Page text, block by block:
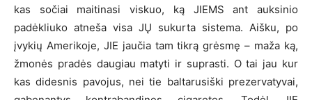
kas sočiai maitinasi viskuo, ką JIEMS ant auksinio
padėkliuko atneša visa JŲ sukurta sistema. Aišku, po
įvykių Amerikoje, JIE jaučia tam tikrą grėsmę – maža ką,
žmonės pradės daugiau matyti ir suprasti. O tai jau kur
kas didesnis pavojus, nei tie baltarusiški prezervatyvai,